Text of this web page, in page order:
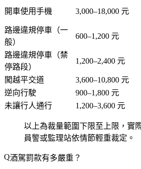
開車使用手機 3,000–18,000 元
路邊違規停車（一
般）
600–1,200 元
路邊違規停車（禁
停路段）
1,200–2,400 元
闖越平交道
3,600–10,800 元
逆向行駛
900–1,800 元
未讓行人通行
1,200–3,600 元
以上為裁量範圍下限至上限，實
員警或監理站依情節輕重裁定。
酒駕罰款有多嚴重？